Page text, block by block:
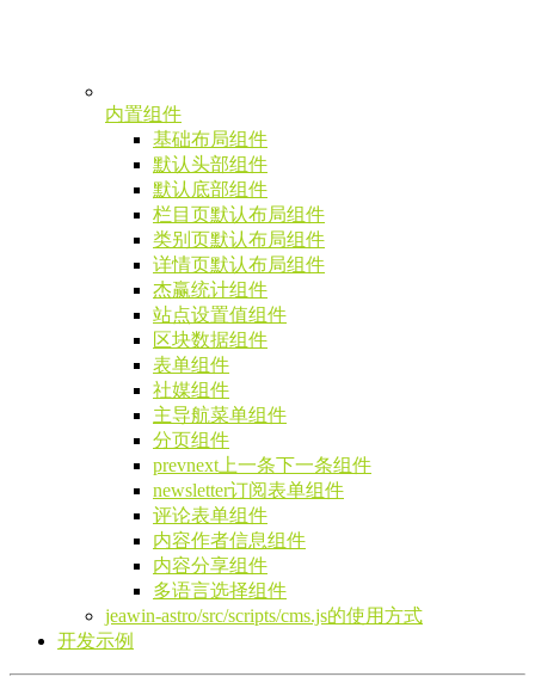
内置组件
基础布局组件
默认头部组件
默认底部组件
栏目页默认布局组件
类别页默认布局组件
详情页默认布局组件
杰赢统计组件
站点设置值组件
区块数据组件
表单组件
社媒组件
主导航菜单组件
分页组件
prevnext上一条下一条组件
newsletter订阅表单组件
评论表单组件
内容作者信息组件
内容分享组件
多语言选择组件
jeawin-astro/src/scripts/cms.js的使用方式
开发示例